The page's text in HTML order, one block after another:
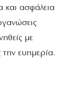
και ασφάλεια
με
ευημερία.